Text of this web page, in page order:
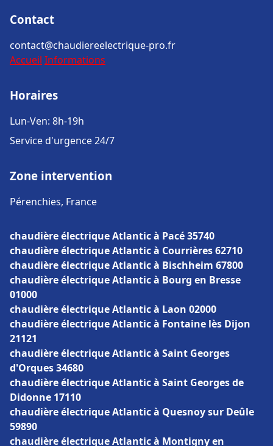
Contact
contact@chaudiereelectrique-pro.fr
Accueil Informations
Horaires
Lun-Ven: 8h-19h
Service d'urgence 24/7
Zone intervention
Pérenchies, France
chaudière électrique Atlantic à Pacé 35740
chaudière électrique Atlantic à Courrières 62710
chaudière électrique Atlantic à Bischheim 67800
chaudière électrique Atlantic à Bourg en Bresse
01000
chaudière électrique Atlantic à Laon 02000
chaudière électrique Atlantic à Fontaine lès Dijon
21121
chaudière électrique Atlantic à Saint Georges
d'Orques 34680
chaudière électrique Atlantic à Saint Georges de
Didonne 17110
chaudière électrique Atlantic à Quesnoy sur Deûle
59890
chaudière électrique Atlantic à Montigny en